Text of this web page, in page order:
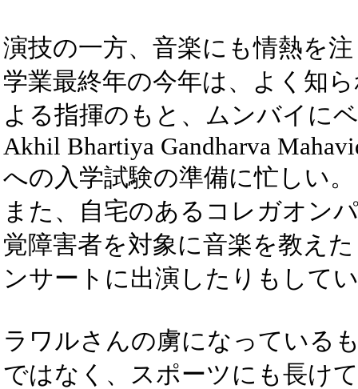
演技の一方、音楽にも情熱を
学業最終年の今年は、よく知
よる指揮のもと、ムンバイに
Akhil Bhartiya Gandharva
への入学試験の準備に忙しい。
また、自宅のあるコレガオン
覚障害者を対象に音楽を教え
ンサートに出演したりもして
ラワルさんの虜になっている
ではなく、スポーツにも長け